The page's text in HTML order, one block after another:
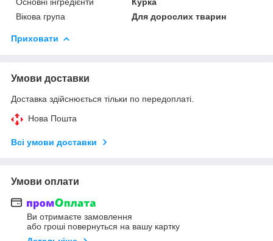
Вікова група
Для дорослих тварин
Приховати
Умови доставки
Доставка здійснюється тільки по передоплаті.
Нова Пошта
Всі умови доставки
Умови оплати
Ви отримаєте замовлення
або гроші повернуться на вашу картку